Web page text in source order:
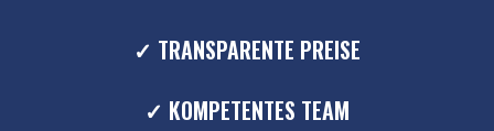
✓ TRANSPARENTE PREISE
✓ KOMPETENTES TEAM